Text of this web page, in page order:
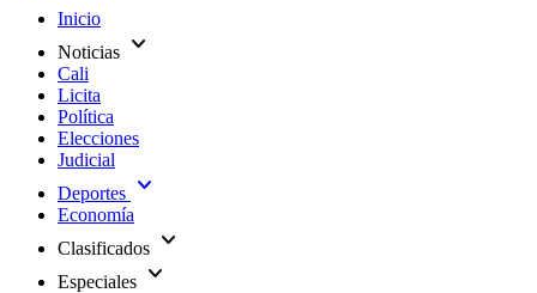
Inicio
Noticias expand_more
Cali
Licita
Política
Elecciones
Judicial
Deportes expand_more
Economía
Clasificados expand_more
Especiales expand_more